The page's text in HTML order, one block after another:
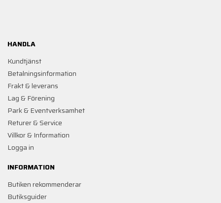
HANDLA
Kundtjänst
Betalningsinformation
Frakt & leverans
Lag & Förening
Park & Eventverksamhet
Returer & Service
Villkor & Information
Logga in
INFORMATION
Butiken rekommenderar
Butiksguider